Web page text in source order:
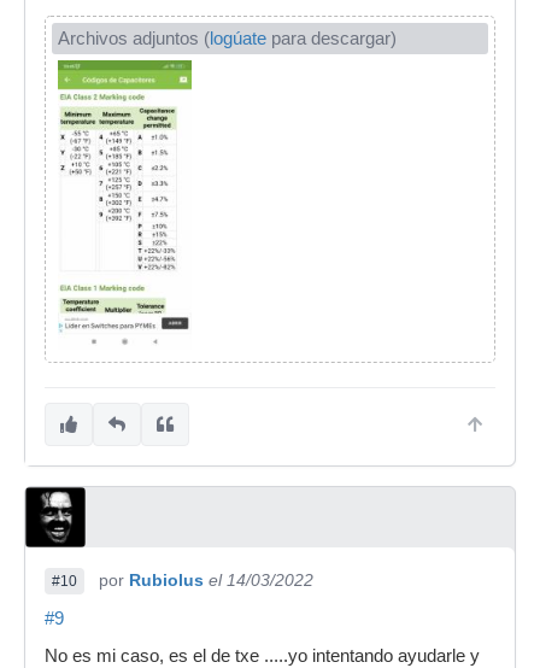
Archivos adjuntos (logúate para descargar)
#10 por Rubiolus el 14/03/2022
#9
No es mi caso, es el de txe .....yo intentando ayudarle y